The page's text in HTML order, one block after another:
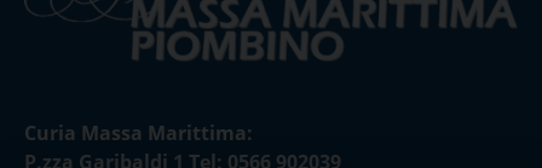
Curia Massa Marittima:
P.zza Garibaldi 1 Tel: 0566 902039